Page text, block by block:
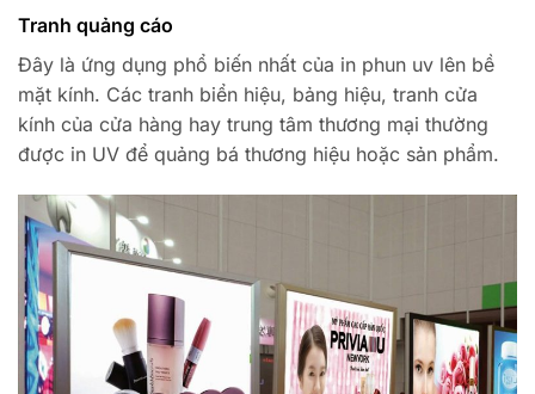
Tranh quảng cáo
Đây là ứng dụng phổ biến nhất của in phun uv lên bề
mặt kính. Các tranh biển hiệu, bảng hiệu, tranh cửa
kính của cửa hàng hay trung tâm thương mại thường
được in UV để quảng bá thương hiệu hoặc sản phẩm.